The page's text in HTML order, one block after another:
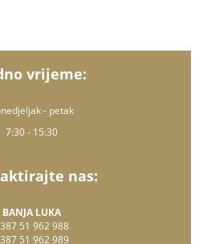
vrijeme:
- petak
7:30 - 15:30
nas:
BANJA LUKA
51 962 988
51 962 989